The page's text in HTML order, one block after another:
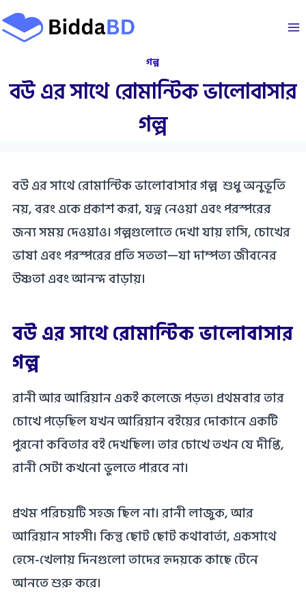
Skip
to
গল্প
বউ এর সাথে রোমান্টিক ভালোবাসার
গল্প
বউ এর সাথে রোমান্টিক ভালোবাসার গল্প শুধু অনুভূতি
নয়, বরং একে প্রকাশ করা, যত্ন নেওয়া এবং পরস্পরের
জন্য সময় দেওয়াও। গল্পগুলোতে দেখা যায় হাসি, চোখের
ভাষা এবং পরস্পরের প্রতি সততা—যা দাম্পত্য জীবনের
উষ্ণতা এবং আনন্দ বাড়ায়।
বউ এর সাথে রোমান্টিক ভালোবাসার
গল্প
রানী আর আরিয়ান একই কলেজে পড়ত। প্রথমবার তার
চোখে পড়েছিল যখন আরিয়ান বইয়ের দোকানে একটি
পুরনো কবিতার বই দেখছিল। তার চোখে তখন যে দীপ্তি,
রানী সেটা কখনো ভুলতে পারবে না।
প্রথম পরিচয়টি সহজ ছিল না। রানী লাজুক, আর
আরিয়ান সাহসী। কিন্তু ছোট ছোট কথাবার্তা, একসাথে
হেসে-খেলায় দিনগুলো তাদের হৃদয়কে কাছে টেনে
আনতে শুরু করে।